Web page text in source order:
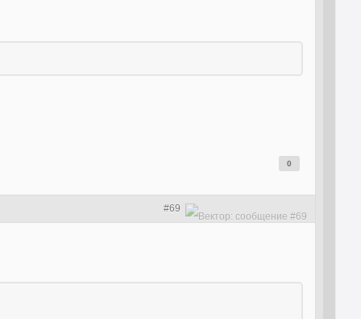
0
#69